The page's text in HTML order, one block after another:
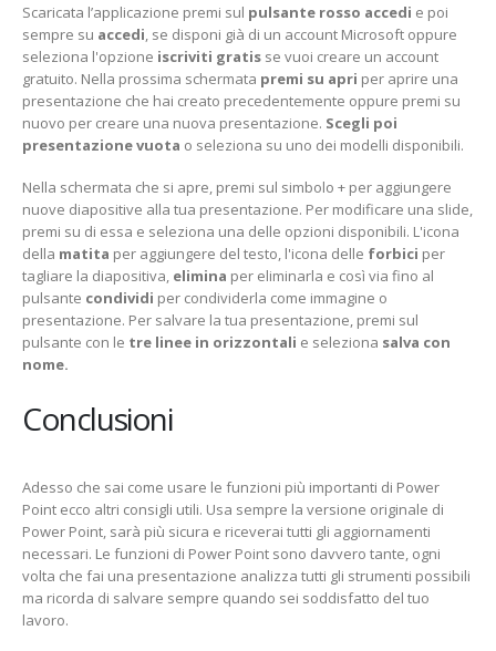
Scaricata l’applicazione premi sul pulsante rosso accedi e poi
sempre su accedi, se disponi già di un account Microsoft oppure
seleziona l'opzione iscriviti gratis se vuoi creare un account
gratuito. Nella prossima schermata premi su apri per aprire una
presentazione che hai creato precedentemente oppure premi su
nuovo per creare una nuova presentazione. Scegli poi
presentazione vuota o seleziona su uno dei modelli disponibili.
Nella schermata che si apre, premi sul simbolo + per aggiungere
nuove diapositive alla tua presentazione. Per modificare una slide,
premi su di essa e seleziona una delle opzioni disponibili. L'icona
della matita per aggiungere del testo, l'icona delle forbici per
tagliare la diapositiva, elimina per eliminarla e così via fino al
pulsante condividi per condividerla come immagine o
presentazione. Per salvare la tua presentazione, premi sul
pulsante con le tre linee in orizzontali e seleziona salva con
nome.
Conclusioni
Adesso che sai come usare le funzioni più importanti di Power
Point ecco altri consigli utili. Usa sempre la versione originale di
Power Point, sarà più sicura e riceverai tutti gli aggiornamenti
necessari. Le funzioni di Power Point sono davvero tante, ogni
volta che fai una presentazione analizza tutti gli strumenti possibili
ma ricorda di salvare sempre quando sei soddisfatto del tuo
lavoro.